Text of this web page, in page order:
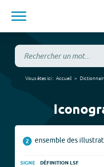
Vous êtes ici : Accueil
2 ensemble des
SIGNE DÉFINITION LSF